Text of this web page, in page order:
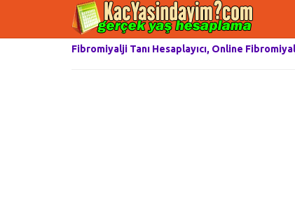
Fibromiyalji Tanı Hesaplayıcı, Online